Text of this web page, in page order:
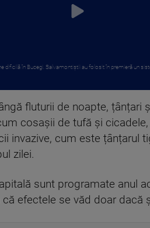
dificilă în Bucegi. Salvamontiștii au folosit în premieră un
fluturii de noapte,
cosașii de tufă și
invazive, cum este țânțarul
zilei.
sunt programate anul
că efectele se văd doar dacă